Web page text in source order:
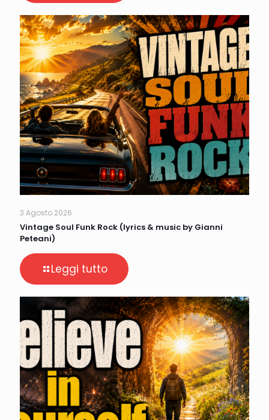
3 Agosto 2026
Vintage Soul Funk Rock (lyrics & music by Gianni
Peteani)
Leggi tutto